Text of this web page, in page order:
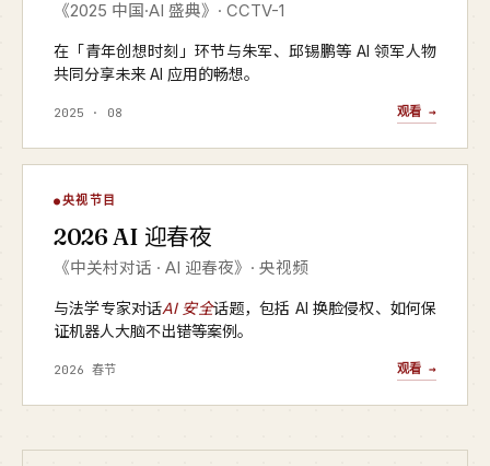
《2025 中国·AI 盛典》· CCTV-1
在「青年创想时刻」环节与朱军、邱锡鹏等 AI 领军人物
共同分享未来 AI 应用的畅想。
2025 · 08 观看 →
AI 迎春夜
央视频 · 2026
央视节目
2026 AI 迎春夜
《中关村对话 · AI 迎春夜》· 央视频
与法学专家对话AI 安全话题，包括 AI 换脸侵权、如何保
证机器人大脑不出错等案例。
2026 春节 观看 →